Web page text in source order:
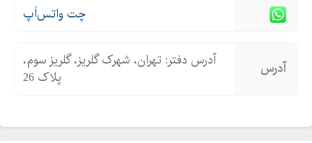
چت واتس‌اَپ
آدرس
آدرس دفتر: تهران، شهرک گلریز، گلریز سوم،
پلاک 26